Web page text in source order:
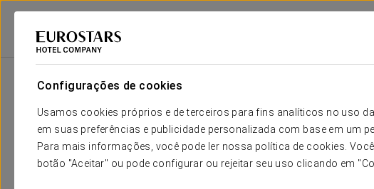
Configurações de cookies
Usamos cookies próprios e de terceiros para fins analíticos no uso
em suas preferências e publicidade personalizada com base em um
Para mais informações, você pode ler nossa política de cookies.
botão "Aceitar" ou pode configurar ou rejeitar seu uso clicando em
Eurostars Hotel Company